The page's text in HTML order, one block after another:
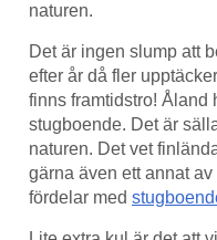
naturen.
Det är ingen slump att
efter år då fler
finns framtidstro! Åland
stugboende. Det är
naturen. Det vet
gärna även ett annat
fördelar med